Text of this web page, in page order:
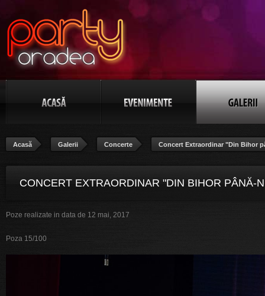
Acasă Galerii Concerte Concert Extraordinar "Din Bihor
CONCERT EXTRAORDINAR "DIN BIHOR PÂNĂ-N
Poze realizate in data de 12 mai, 2017
Poza 15/100